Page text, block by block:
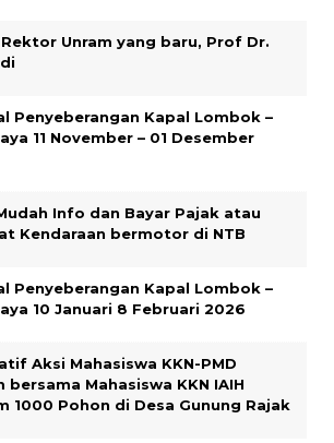
Unram yang baru, Prof Dr.
Penyeberangan Kapal Lombok –
11 November – 01 Desember
Info dan Bayar Pajak atau
Kendaraan bermotor di NTB
Penyeberangan Kapal Lombok –
10 Januari 8 Februari 2026
Aksi Mahasiswa KKN-PMD
bersama Mahasiswa KKN IAIH
1000 Pohon di Desa Gunung Rajak